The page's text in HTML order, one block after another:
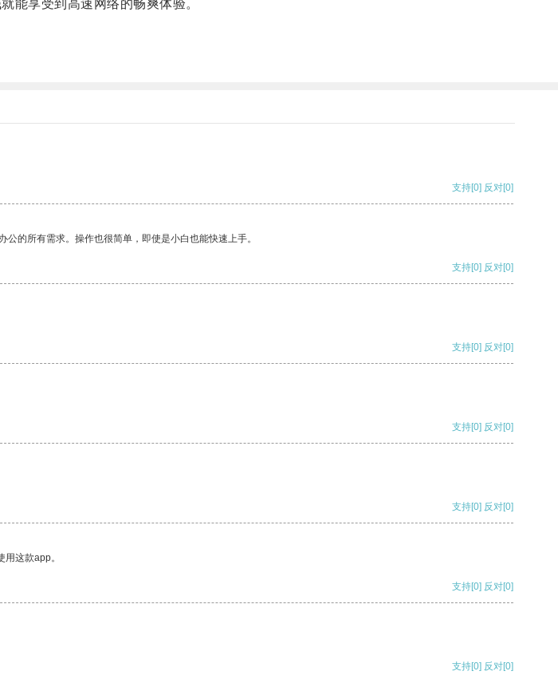
享受到高速网络的畅爽体验。
支持[0] 反对[0]
的所有需求。操作也很简单，即使是小白也能快速上手。
支持[0] 反对[0]
支持[0] 反对[0]
支持[0] 反对[0]
支持[0] 反对[0]
这款app。
支持[0] 反对[0]
支持[0] 反对[0]